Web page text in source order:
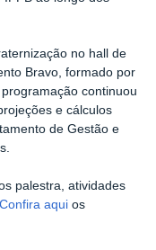
no hall de
Bravo, formado por
continuou
e cálculos
de Gestão e
palestra, atividades
Confira aqui os